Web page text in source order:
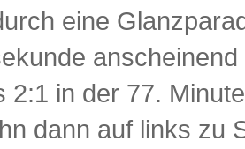
eine
2:1 in der 77.
dann auf links zu